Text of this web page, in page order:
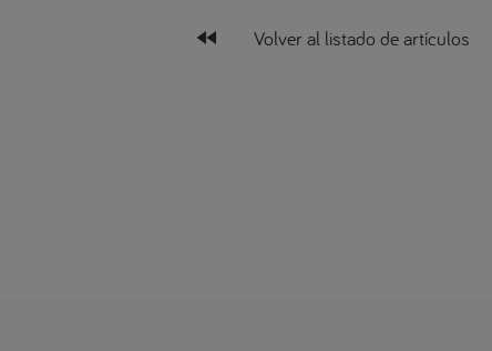
fast_rewind Volver al listado de artículos